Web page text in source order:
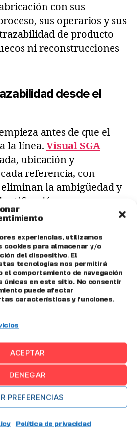
experiencias, utilizamos
cookies para almacenar y/o
del dispositivo. El
tecnologías nos permitirá
el comportamiento de navegación
únicas en este sitio. No consentir
puede afectar
características y funciones.
ACEPTAR
DENEGAR
PREFERENCIAS
Política de privacidad
con sus
sus operarios y sus
de producto
ni reconstrucciones
desde el
antes de que el
la línea. Visual SGA
ubicación y
referencia, con
eliminan la ambigüedad y
el dato de máquina
conecta máquinas, PLCs y
fabricante,
de proceso que
velocidades,
consumos.
accionable
todo ese histórico de
accionable,
la trazabilidad